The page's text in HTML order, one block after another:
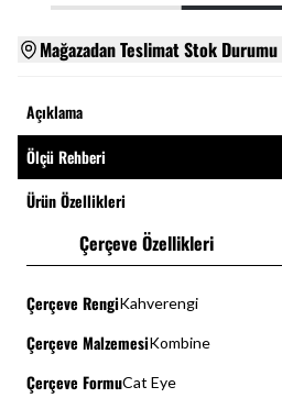
Mağazadan Teslimat Stok Durumu
Açıklama
Ölçü Rehberi
Ürün Özellikleri
Çerçeve Özellikleri
Çerçeve RengiKahverengi
Çerçeve MalzemesiKombine
Çerçeve FormuCat Eye